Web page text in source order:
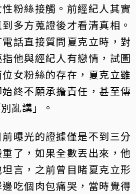
粉絲接觸。前經紀人其實
多方蒐證後才看清真相。
話直接質問夏克立時，對
他與經紀人有戀情，試圖
女粉絲的存在，夏克立雖
終不願承擔責任，甚至傳
亂講」。
曝光的證據僅是不到三分
了，如果全數丟出來，他
言，之前曾目睹夏克立形
吃個肉包痛哭，當時覺得